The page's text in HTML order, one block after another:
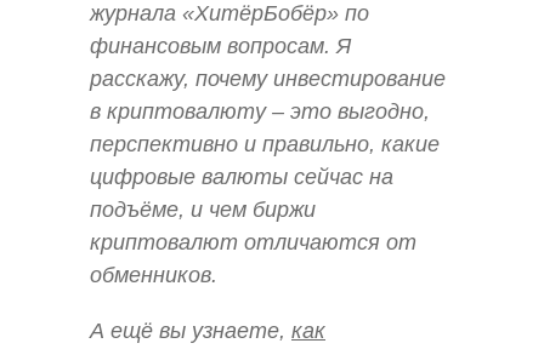
журнала «ХитёрБобёр» по
финансовым вопросам. Я
расскажу, почему инвестирование
в криптовалюту – это выгодно,
перспективно и правильно, какие
цифровые валюты сейчас на
подъёме, и чем биржи
криптовалют отличаются от
обменников.
А ещё вы узнаете, как